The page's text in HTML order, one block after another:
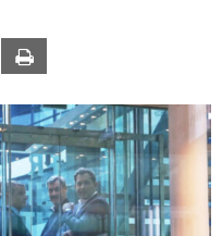
Email